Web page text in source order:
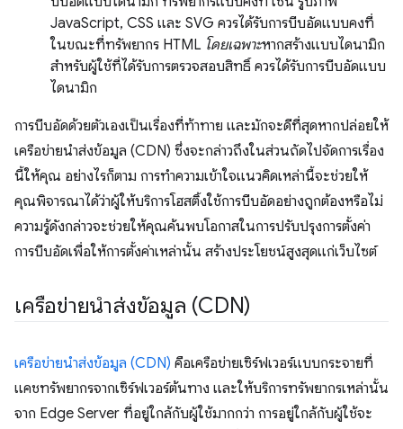
JavaScript, CSS และ SVG ควรได้รับการบีบอัดแบบคงที่
ในขณะที่ทรัพยากร HTML โดยเฉพาะหากสร้างแบบไดนามิก
สำหรับผู้ใช้ที่ได้รับการตรวจสอบสิทธิ์ ควรได้รับการบีบอัดแบบ
ไดนามิก
การบีบอัดด้วยตัวเองเป็นเรื่องที่ท้าทาย และมักจะดีที่สุดหากปล่อยให้
เครือข่ายนำส่งข้อมูล (CDN) ซึ่งจะกล่าวถึงในส่วนถัดไปจัดการเรื่อง
นี้ให้คุณ อย่างไรก็ตาม การทำความเข้าใจแนวคิดเหล่านี้จะช่วยให้
คุณพิจารณาได้ว่าผู้ให้บริการโฮสติ้งใช้การบีบอัดอย่างถูกต้องหรือไม่
ความรู้ดังกล่าวจะช่วยให้คุณค้นพบโอกาสในการปรับปรุงการตั้งค่า
การบีบอัดเพื่อให้การตั้งค่าเหล่านั้น สร้างประโยชน์สูงสุดแก่เว็บไซต์
เครือข่ายนำส่งข้อมูล (CDN)
เครือข่ายนำส่งข้อมูล (CDN) คือเครือข่ายเซิร์ฟเวอร์แบบกระจายที่
แคชทรัพยากรจากเซิร์ฟเวอร์ต้นทาง และให้บริการทรัพยากรเหล่านั้น
จาก Edge Server ที่อยู่ใกล้กับผู้ใช้มากกว่า การอยู่ใกล้กับผู้ใช้จะ